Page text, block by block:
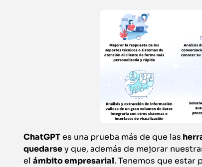
ChatGPTes una prueba más de que las
quedarsey que, además de mejorar
el ámbito empresarial. Tenemos que estar